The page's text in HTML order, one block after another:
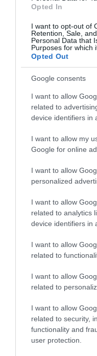
Opted In
I want to opt-out of
Retention, Sale,
Personal Data that
Purposes for which
Opted Out
Google consents
I want to allow
related to
device identifiers in
I want to allow my
Google for online
I want to allow
personalized
I want to allow
related to analytics
device identifiers in
I want to allow
related to
I want to allow
related to
I want to allow
related to security,
functionality and
user protection.